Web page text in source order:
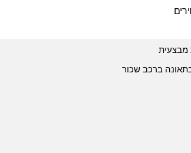
מבצעית
ברכב שכור